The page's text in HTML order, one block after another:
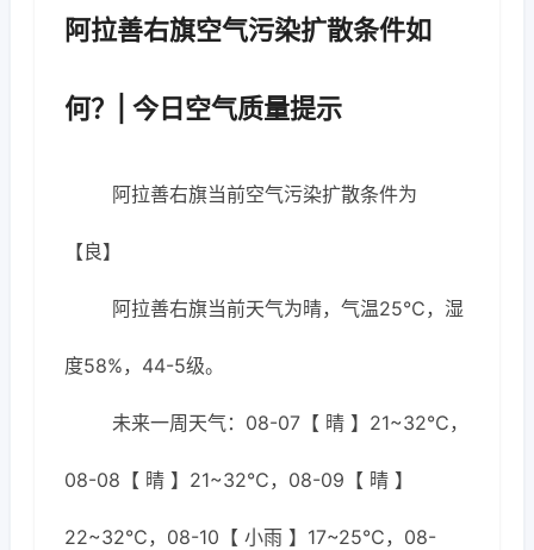
阿拉善右旗空气污染扩散条件如
何？| 今日空气质量提示
阿拉善右旗当前空气污染扩散条件为
【良】
阿拉善右旗当前天气为晴，气温25℃，湿
度58%，44-5级。
未来一周天气：08-07【 晴 】21~32℃，
08-08【 晴 】21~32℃，08-09【 晴 】
22~32℃，08-10【 小雨 】17~25℃，08-